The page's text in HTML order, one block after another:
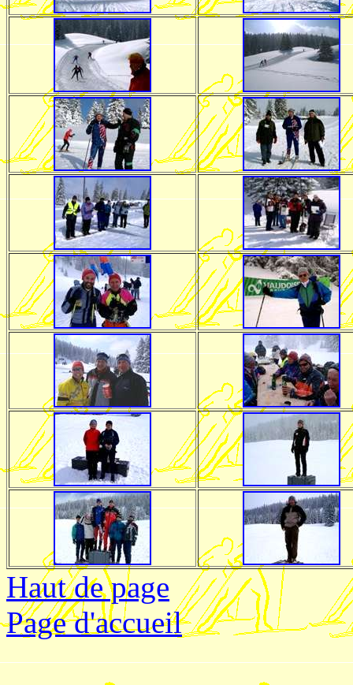
Haut de page
Page d'accueil